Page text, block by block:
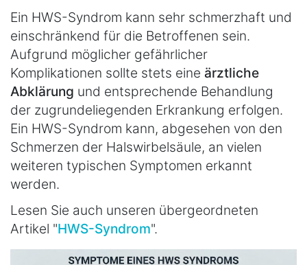
Ein HWS-Syndrom kann sehr schmerzhaft und
einschränkend für die Betroffenen sein.
Aufgrund möglicher gefährlicher
Komplikationen sollte stets eine ärztliche
Abklärung und entsprechende Behandlung
der zugrundeliegenden Erkrankung erfolgen.
Ein HWS-Syndrom kann, abgesehen von den
Schmerzen der Halswirbelsäule, an vielen
weiteren typischen Symptomen erkannt
werden.
Lesen Sie auch unseren übergeordneten
Artikel "HWS-Syndrom".